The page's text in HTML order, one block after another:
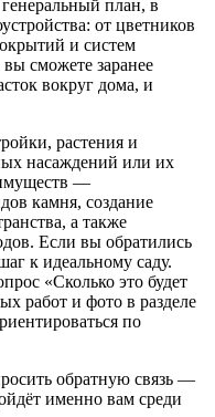
генеральный план, в
от цветников
и систем
вы сможете заранее
вокруг дома, и
растения и
насаждений или их
—
камня, создание
а также
Если вы обратились
к идеальному саду.
«Сколько это будет
работ и фото в разделе
по
обратную связь —
именно вам среди